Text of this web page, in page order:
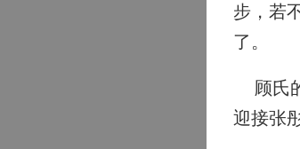
步，若
了。
顾氏
迎接张